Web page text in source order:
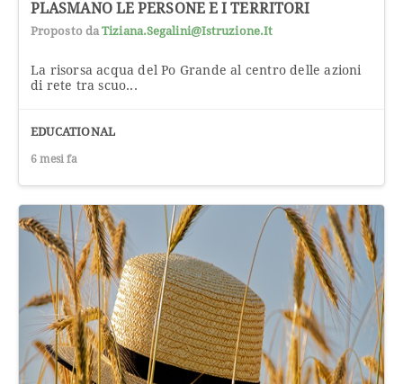
PLASMANO LE PERSONE E I TERRITORI
Proposto da Tiziana.segalini@istruzione.it
La risorsa acqua del Po Grande al centro delle azioni
di rete tra scuo...
EDUCATIONAL
6 mesi fa